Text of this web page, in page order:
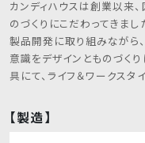
カンディハウスは創業以来
のづくりにこだわってきま
製品開発に取り組みながら
意識をデザインとものづく
具にて、ライフ＆ワークスタ
【製造】